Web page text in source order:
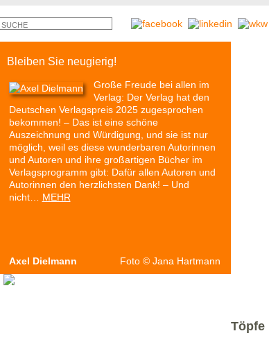
Bleiben Sie neugierig!
Große Freude bei allen im
Verlag: Der Verlag hat den
Deutschen Verlagspreis 2025 zugesprochen
bekommen! – Das ist eine schöne
Auszeichnung und Würdigung, und sie ist nur
möglich, weil es diese wunderbaren Autorinnen
und Autoren und ihre großartigen Bücher im
Verlagsprogramm gibt: Dafür allen Autoren und
Autorinnen den herzlichsten Dank! – Und
nicht… MEHR
Axel Dielmann Foto © Jana Hartmann
Autoren & Bücher
Töpfe